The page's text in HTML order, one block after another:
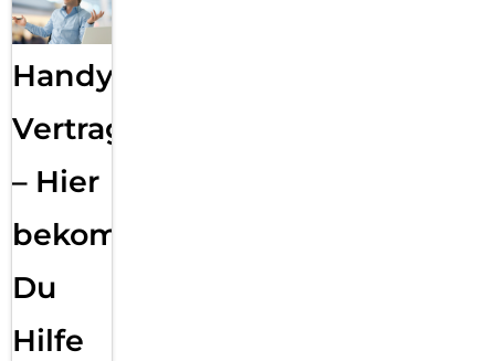
Handy
Vertragsabwicklung
– Hier
bekommst
Du
Hilfe